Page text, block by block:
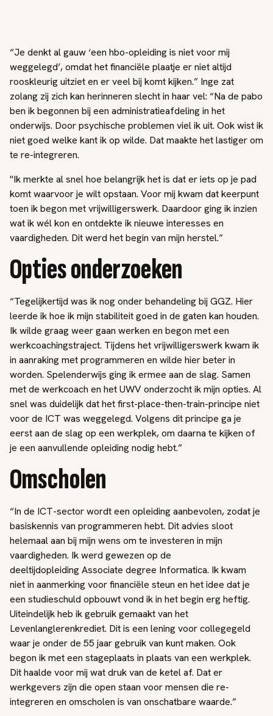
“Je denkt al gauw ‘een hbo-opleiding is niet voor mij
weggelegd’, omdat het financiële plaatje er niet altijd
rooskleurig uitziet en er veel bij komt kijken.” Inge zat
zolang zij zich kan herinneren slecht in haar vel: “Na de pabo
ben ik begonnen bij een administratieafdeling in het
onderwijs. Door psychische problemen viel ik uit. Ook wist ik
niet goed welke kant ik op wilde. Dat maakte het lastiger om
te re-integreren.
"Ik merkte al snel hoe belangrijk het is dat er iets op je pad
komt waarvoor je wilt opstaan. Voor mij kwam dat keerpunt
toen ik begon met vrijwilligerswerk. Daardoor ging ik inzien
wat ik wél kon en ontdekte ik nieuwe interesses en
vaardigheden. Dit werd het begin van mijn herstel.”
Opties onderzoeken
“Tegelijkertijd was ik nog onder behandeling bij GGZ. Hier
leerde ik hoe ik mijn stabiliteit goed in de gaten kan houden.
Ik wilde graag weer gaan werken en begon met een
werkcoachingstraject. Tijdens het vrijwilligerswerk kwam ik
in aanraking met programmeren en wilde hier beter in
worden. Spelenderwijs ging ik ermee aan de slag. Samen
met de werkcoach en het UWV onderzocht ik mijn opties. Al
snel was duidelijk dat het first-place-then-train-principe niet
voor de ICT was weggelegd. Volgens dit principe ga je
eerst aan de slag op een werkplek, om daarna te kijken of
je een aanvullende opleiding nodig hebt.”
Omscholen
“In de ICT-sector wordt een opleiding aanbevolen, zodat je
basiskennis van programmeren hebt. Dit advies sloot
helemaal aan bij mijn wens om te investeren in mijn
vaardigheden. Ik werd gewezen op de
deeltijdopleiding Associate degree Informatica. Ik kwam
niet in aanmerking voor financiële steun en het idee dat je
een studieschuld opbouwt vond ik in het begin erg heftig.
Uiteindelijk heb ik gebruik gemaakt van het
Levenlanglerenkrediet. Dit is een lening voor collegegeld
waar je onder de 55 jaar gebruik van kunt maken. Ook
begon ik met een stageplaats in plaats van een werkplek.
Dit haalde voor mij wat druk van de ketel af. Dat er
werkgevers zijn die open staan voor mensen die re-
integreren en omscholen is van onschatbare waarde.”